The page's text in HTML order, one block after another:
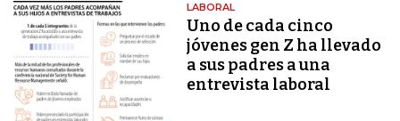
LABORAL
Uno de cada cinco
jóvenes gen Z ha llevado
a sus padres a una
entrevista laboral